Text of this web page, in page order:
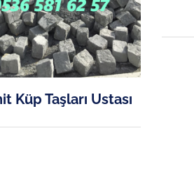
Küp Taşları Ustası